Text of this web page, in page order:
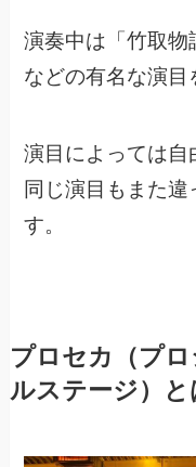
演奏中は「竹取物
などの有名な演目
演目によっては自
同じ演目もまた
す。
プロセカ（プ
ルステージ）と